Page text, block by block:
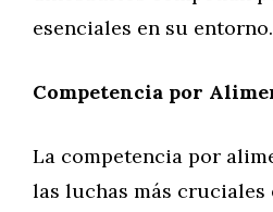
esenciales en su entorno.
Competencia por
La competencia por
las luchas más cruciales